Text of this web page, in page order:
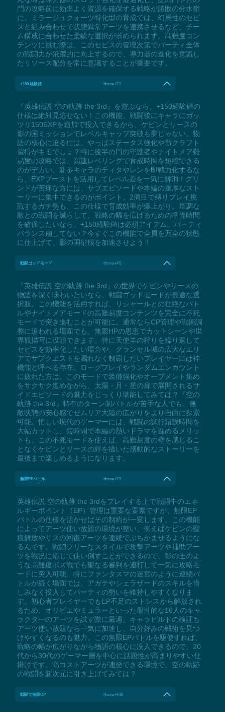
門の攻略前に効率よく資源を確保する戦略が勝敗の分水嶺
に。ミラージュクォーツ特化型の育成では、幻属性のセピ
スと組み合わせて状態異常アーツを連携させるなど、チー
ム構成に合わせた柔軟な選択が求められます。高難度コン
テンツに挑む際は、このセピスの管理次第でパーティ全体
の戦闘力が飛躍的に向上するので、導力器の進化を意識し
たリソース配分を常に意識することが重要です。
+150 経験値 Home+F2
『英雄伝説 空の軌跡 the 3rd』を遊ぶなら、+150経験値の
仕様は絶対見逃せない！この機能、戦闘後にキャラにガッ
ツリ150EXPを追加で投入できるから、ケビンとリースの
影の国ミッションでレベルキャップ突破も夢じゃない。物
語の核心に迫るには、やっぱステータス強化や新クラフト
習得がキモでしょ？特に後半の門の守護者やナイトメア難
易度の攻略では、高速レベリングで育成時間を短縮できる
のがデカい。新参キャラのティタやレンを即戦力化するな
ら、EXPブーストを活用してレベル差を一気に解消！グリ
ンドが苦痛な方には、サブエピソードや本編の重厚なスト
ーリーに集中できるのがポイント。2周目で縛りプレイ挑
戦するガチ勢も、この仕様で育成効率が爆上がり。単調な
敵との戦闘を減らして、戦略の幅を広げるための準備時間
を確保したいなら、+150経験値は必須アイテム。パーティ
バランス崩してない？今すぐこの機能で全員を万全の状態
に仕上げて、影の国征服を加速させよう！
戦闘ゴッドモード Home+F5
『英雄伝説 空の軌跡 the 3rd』の世界でケビンやリースの
物語を深く味わいたいなら、戦闘ゴッドモードが最適な選
択肢。この機能を活用すれば、リシャールとの壮絶なバト
ルやナイトメアモードの高難易度コンテンツを完全に不死
モードで突き進むことが可能に。通常ならCP管理や戦術調
整に追われる場面でも、無限HPの恩恵でカットシーンや世
界観描写に没頭できます。特に天使羊の狩りを繰り返して
セピスを効率化したい場合や、グランセル城の広大なエリ
アでサブクエストを漏れなく制覇したいプレイヤーには神
機能と呼べる存在。ローグプレイやランダムエンカウント
に疲れた方は、このモードで装備強化やオーブメント集め
をサクサク進めながら、太陽・月・星の扉で展開されるサ
イドエピソードの魅力をじっくり堪能してみては？『空の
軌跡 the 3rd』特有のターン制バトルが苦手な人でも、無
敵状態の安心感でゼムリア大陸の広がりをより自由に探索
可能。忙しい現代のゲーマーには、戦闘の試行錯誤時間を
大幅カットし、短時間で本編の熱いドラマを進めるメリッ
トも。この不死モードを使えば、高難易度の壁を感じるこ
となくケビンとリースの絆を描いた感動的なストーリーを
最後まで楽しめるようになります。
無限EPバトル Home+F9
英雄伝説 空の軌跡 the 3rdをプレイする上で戦闘中のエネ
ルギーポイント（EP）管理は重要な要素ですが、無限EP
バトルの仕様を活かせばその制約が一変します。この機能
によってアーツ使い放題の環境が整い、例えばケビンの聖
痕解放やリスの回復アーツを連続でぶちかませるようにな
るんです。戦闘フリーなスタイルで攻撃アーツや補助アー
ツを戦況に応じて使い倒すことができるので、影の王のよ
うな高難度ボス戦でも聖なる審判を連打して一気に攻略モ
ードに突入可能。特にファンタスマの迷宮のように連続バ
トルが続く場面では、アガテやシェラザードのスキルを惜
しみなく投入してパーティの勢いを維持しやすくなりま
す。初心者プレイヤーでもEP不足のストレスから解放され
るため、オリビエやミュラーといった個性的な16人のキャ
ラクターのアーツを試す際に最適。キャラビルドの検証も
アーツ使い放題なら一気に加速し、自分好みの戦術を見つ
けやすくなるのも魅力。この無限EPバトルを駆使すれば、
戦略の幅が広がりながら物語の核心に没入できるので、20
代から30代のゲーマー層を中心に話題性が高まりやすい仕
掛けです。高コストアーツが連発できる環境で、空の軌跡
の戦闘を新次元に引き上げてみては？
戦闘で無限CP Home+F10